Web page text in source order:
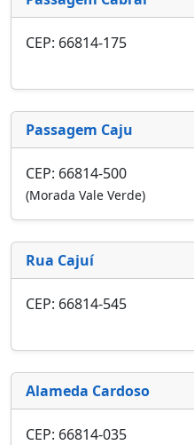
CEP: 66814-175
Passagem Caju
CEP: 66814-500
(Morada Vale Verde)
Rua Cajuí
CEP: 66814-545
Alameda Cardoso
CEP: 66814-035